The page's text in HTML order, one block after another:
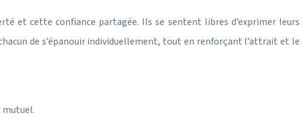
et cette confiance partagée. Ils se sentent libres d’exprimer leurs
de s’épanouir individuellement, tout en renforçant l’attrait et le
mutuel.